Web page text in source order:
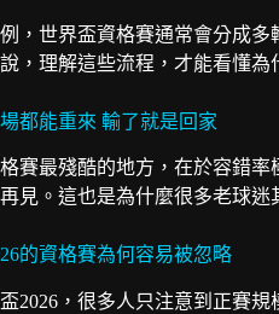
，世界盃資格賽通常會分成
，理解這些流程，才能看懂
都能重來 輸了就是回家
賽最殘酷的地方，在於容錯
見。這也是為什麼很多老球
的資格賽為何容易被忽略
2026，很多人只注意到正賽